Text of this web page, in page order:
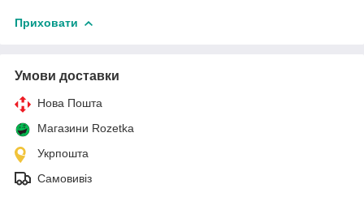
Приховати
Умови доставки
Нова Пошта
Магазини Rozetka
Укрпошта
Самовивіз